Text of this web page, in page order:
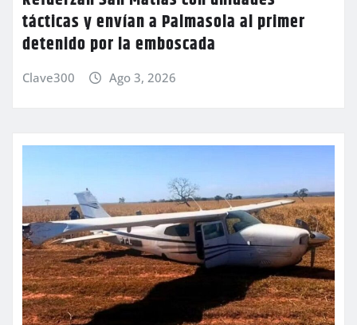
tácticas y envían a Palmasola al primer
detenido por la emboscada
Clave300 Ago 3, 2026